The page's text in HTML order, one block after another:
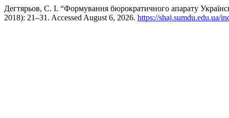
Дегтярьов, С. І. “Формування бюрократичного апарату
2018): 21–31. Accessed August 6, 2026. https://shaj.sumdu.edu.ua/